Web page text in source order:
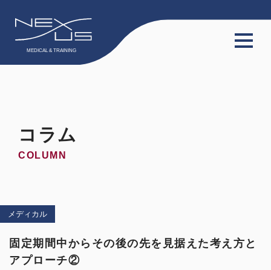
会員限定動画
スタッフ
コラム
COLUMN
メディカル
固定期間中からその後の先を見据えた考え方と
アプローチ②